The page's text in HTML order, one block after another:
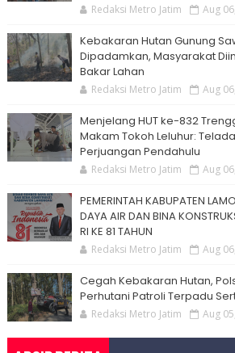
Redaksi Metro Jatim Aug
Kebakaran Hutan Gunung
Dipadamkan, Masyarakat
Bakar Lahan
Redaksi Metro Jatim Aug
Menjelang HUT ke-832
Makam Tokoh Leluhur:
Perjuangan Pendahulu
Redaksi Metro Jatim Aug
PEMERINTAH KABUPATEN
DAYA AIR DAN BINA
RI KE 81 TAHUN
Redaksi Metro Jatim Aug
Cegah Kebakaran Hutan,
Perhutani Patroli Terpadu
Redaksi Metro Jatim Aug